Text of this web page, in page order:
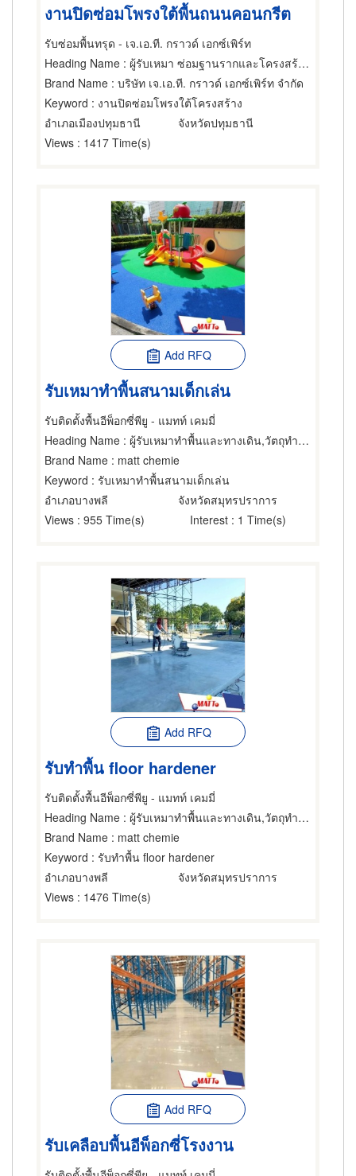
งานปิดซ่อมโพรงใต้พื้นถนนคอนกรีต
รับซ่อมพื้นทรุด - เจ.เอ.ที. กราวด์ เอกซ์เพิร์ท
Heading Name : ผู้รับเหมา ซ่อมฐานรากและโครงสร้างก่อสร้าง,ผู้จำหน่ายและรับเหมาปูวัสดุปูพื้น,ผู้รับเหมาทำพื้นและทางเดิน
Brand Name : บริษัท เจ.เอ.ที. กราวด์ เอกซ์เพิร์ท จำกัด
Keyword : งานปิดซ่อมโพรงใต้โครงสร้าง
อำเภอเมืองปทุมธานี
จังหวัดปทุมธานี
Views : 1417 Time(s)
Add RFQ
รับเหมาทำพื้นสนามเด็กเล่น
รับติดตั้งพื้นอีพ็อกซี่พียู - แมทท์ เคมมี่
Heading Name : ผู้รับเหมาทำพื้นและทางเดิน,วัตถุทำพื้น,ผู้จำหน่ายและรับเหมาปูวัสดุปูพื้น
Brand Name : matt chemie
Keyword : รับเหมาทำพื้นสนามเด็กเล่น
อำเภอบางพลี
จังหวัดสมุทรปราการ
Views : 955 Time(s) Interest : 1 Time(s)
Add RFQ
รับทำพื้น floor hardener
รับติดตั้งพื้นอีพ็อกซี่พียู - แมทท์ เคมมี่
Heading Name : ผู้รับเหมาทำพื้นและทางเดิน,วัตถุทำพื้น,ผู้จำหน่ายและรับเหมาปูวัสดุปูพื้น
Brand Name : matt chemie
Keyword : รับทำพื้น floor hardener
อำเภอบางพลี
จังหวัดสมุทรปราการ
Views : 1476 Time(s)
Add RFQ
รับเคลือบพื้นอีพ็อกซี่โรงงาน